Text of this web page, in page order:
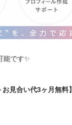
能です✨
見合い代3ヶ月無料】